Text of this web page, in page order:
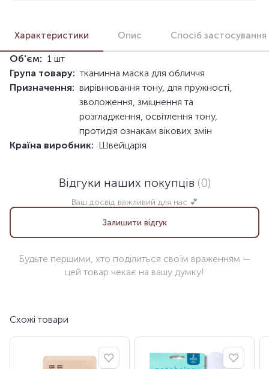
Характеристики Опис Спосіб застосування
Об'єм: 1 шт
Група товару: тканинна маска для обличчя
Призначення: вирівнювання тону, для пружності,
зволоження, зміцнення та
розгладження, освітлення тону,
протидія ознакам вікових змін
Країна виробник: Швейцарія
Відгуки наших покупців (0)
Ваш досвід важливий для нас 💕
Залишити відгук
Будьте першими, хто поділиться своїм враженням —
цей товар чекає на вашу думку!
Схожі товари